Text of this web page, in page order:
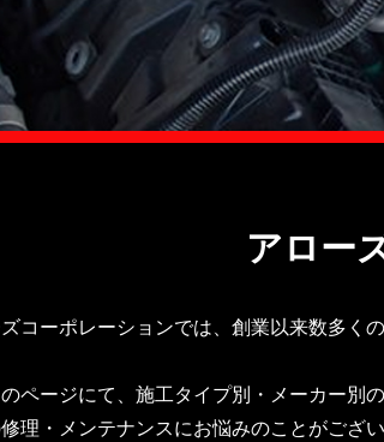
アロー
コーポレーションでは、創業以来数多く
ページにて、施工タイプ別・メーカー別
理・メンテナンスにお悩みのことがござ